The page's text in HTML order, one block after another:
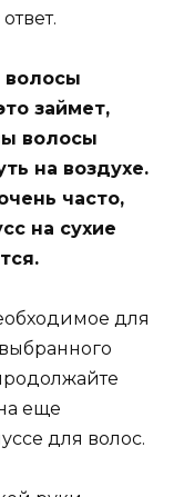
волосы
займет,
волосы
на воздухе.
часто,
на сухие
для
еще
для волос.